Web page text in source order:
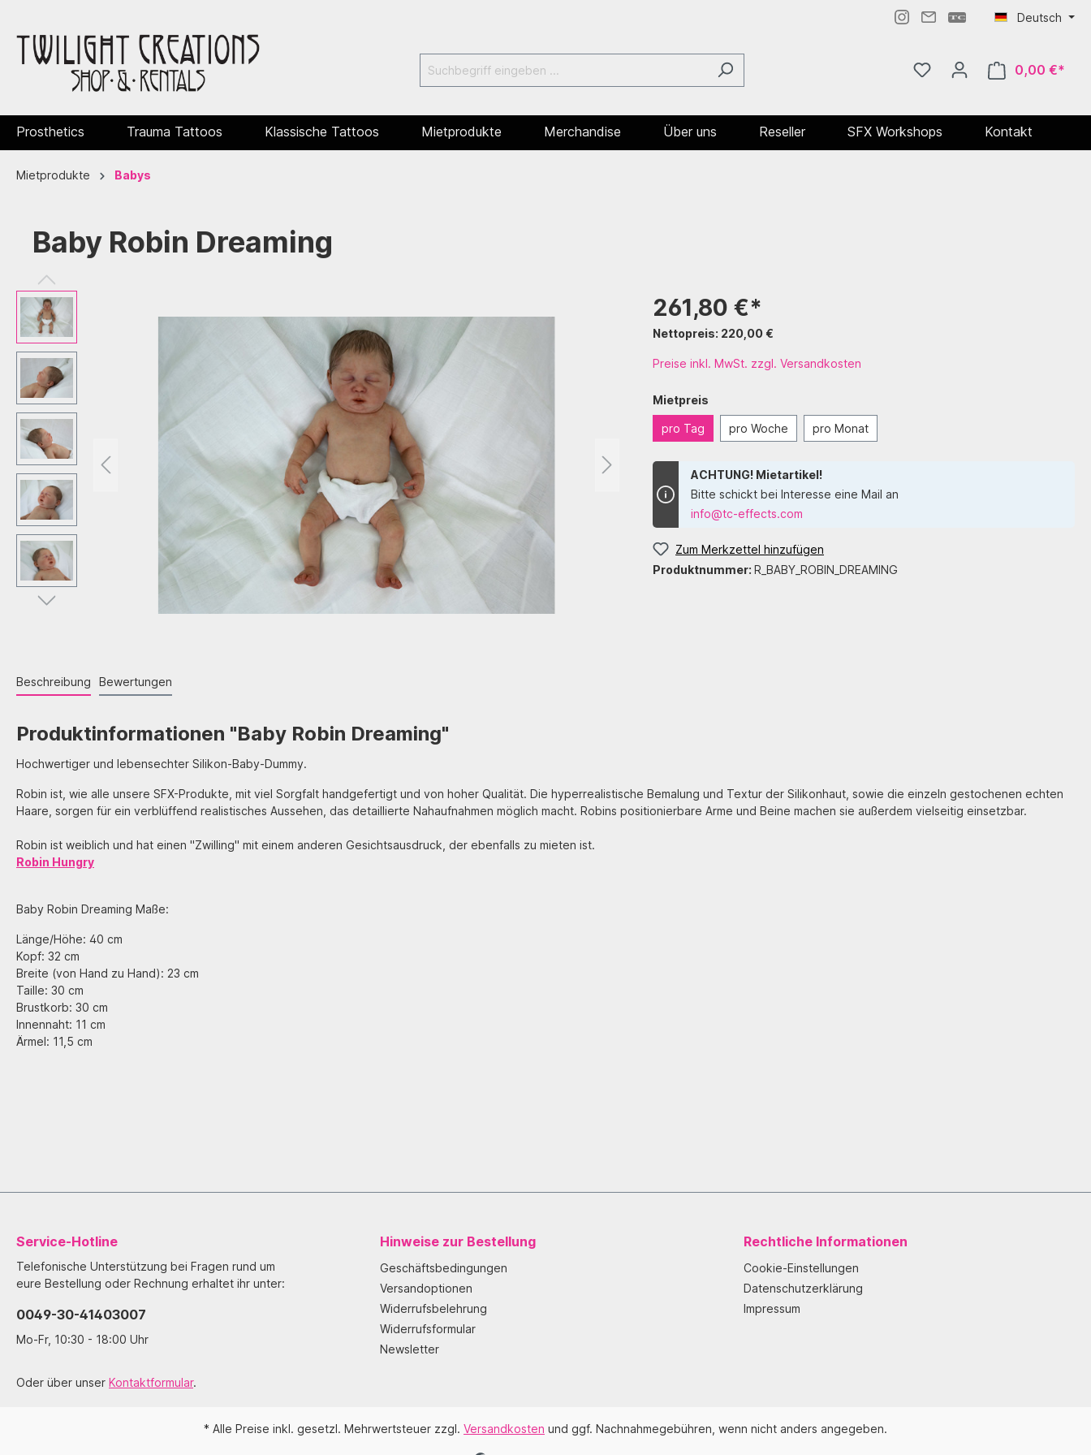
Deutsch
0,00 €*
Prosthetics Trauma Tattoos Klassische Tattoos Mietprodukte Merchandise Über uns Reseller SFX Workshops Kontakt
Mietprodukte Babys
Baby Robin Dreaming
261,80 €*
Nettopreis: 220,00 €
Preise inkl. MwSt. zzgl. Versandkosten
Mietpreis
pro Tag pro Woche pro Monat
ACHTUNG! Mietartikel!
Bitte schickt bei Interesse eine Mail an
info@tc-effects.com
Zum Merkzettel hinzufügen
Produktnummer: R_BABY_ROBIN_DREAMING
Beschreibung Bewertungen
Produktinformationen "Baby Robin Dreaming"
Hochwertiger und lebensechter Silikon-Baby-Dummy.
Robin ist, wie alle unsere SFX-Produkte, mit viel Sorgfalt handgefertigt und von hoher Qualität. Die hyperrealistische Bemalung und Textur der Silikonhaut, sowie die einzeln gestochenen echten
Haare, sorgen für ein verblüffend realistisches Aussehen, das detaillierte Nahaufnahmen möglich macht. Robins positionierbare Arme und Beine machen sie außerdem vielseitig einsetzbar.
Robin ist weiblich und hat einen "Zwilling" mit einem anderen Gesichtsausdruck, der ebenfalls zu mieten ist.
Robin Hungry
Baby Robin Dreaming Maße:
Länge/Höhe: 40 cm
Kopf: 32 cm
Breite (von Hand zu Hand): 23 cm
Taille: 30 cm
Brustkorb: 30 cm
Innennaht: 11 cm
Ärmel: 11,5 cm
Service-Hotline
Telefonische Unterstützung bei Fragen rund um
eure Bestellung oder Rechnung erhaltet ihr unter:
0049-30-41403007
Mo-Fr, 10:30 - 18:00 Uhr
Oder über unser Kontaktformular.
Hinweise zur Bestellung
Geschäftsbedingungen
Versandoptionen
Widerrufsbelehrung
Widerrufsformular
Newsletter
Rechtliche Informationen
Cookie-Einstellungen
Datenschutzerklärung
Impressum
* Alle Preise inkl. gesetzl. Mehrwertsteuer zzgl. Versandkosten und ggf. Nachnahmegebühren, wenn nicht anders angegeben.